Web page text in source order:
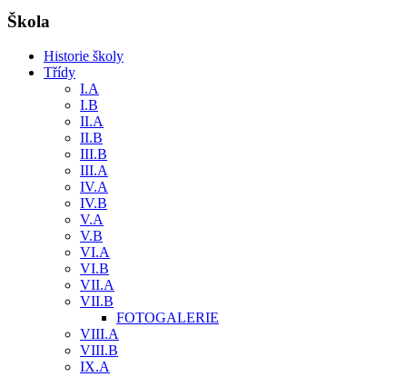
Škola
Historie školy
Třídy
I.A
I.B
II.A
II.B
III.B
III.A
IV.A
IV.B
V.A
V.B
VI.A
VI.B
VII.A
VII.B
FOTOGALERIE
VIII.A
VIII.B
IX.A